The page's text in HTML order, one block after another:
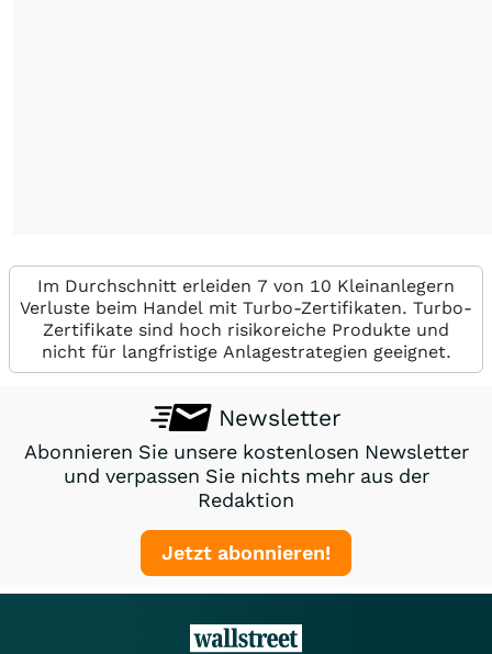
Im Durchschnitt erleiden 7 von 10 Kleinanlegern
Verluste beim Handel mit Turbo-Zertifikaten. Turbo-
Zertifikate sind hoch risikoreiche Produkte und
nicht für langfristige Anlagestrategien geeignet.
Newsletter
Abonnieren Sie unsere kostenlosen Newsletter
und verpassen Sie nichts mehr aus der
Redaktion
Jetzt abonnieren!